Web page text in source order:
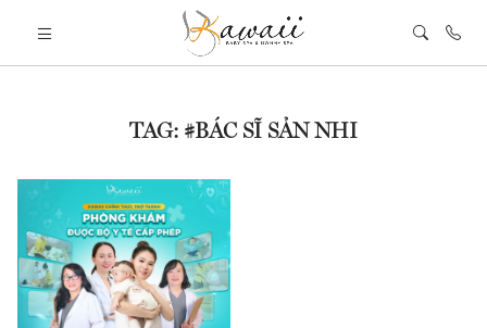
TAG: #BÁC SĨ SẢN NHI